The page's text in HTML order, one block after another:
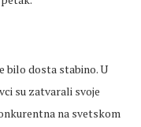
bilo dosta stabino. U
su zatvarali svoje
na svetskom